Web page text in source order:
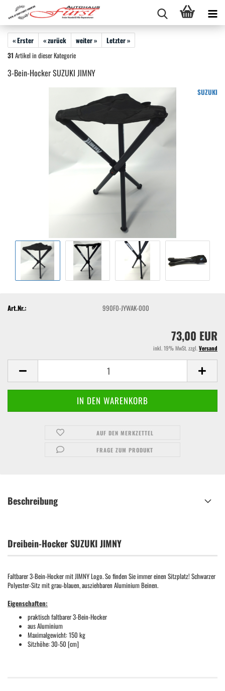
« Erster « zurück weiter »
Letzter »
31 Artikel in dieser Kategorie
3-Bein-Hocker SUZUKI JIMNY
SUZUKI
Art.Nr.: 990F0-JYWAK-000
73,00 EUR
inkl. 19% MwSt. zzgl.Versand
AUF DEN MERKZETTEL
FRAGE ZUM PRODUKT
Beschreibung
Dreibein-Hocker SUZUKI JIMNY
Faltbarer 3-Bein-Hocker mit JIMNY Logo. So finden Sie immer einen Sitzplatz! Schwarzer
Polyester-Sitz mit grau-blauen, ausziehbaren Aluminium Beinen.
Eigenschaften:
praktisch faltbarer 3-Bein-Hocker
aus Aluminium
Maximalgewicht: 150 kg
Sitzhöhe: 30-50 [cm]